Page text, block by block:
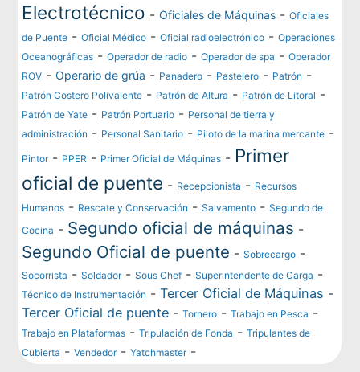
Electrotécnico -Oficiales de Máquinas -Oficiales
de Puente -Oficial Médico -Oficial radioelectrónico -Operaciones
Oceanográficas -Operador de radio -Operador de spa -Operador
ROV -Operario de grúa - Panadero - Pastelero - Patrón -
Patrón Costero Polivalente - Patrón de Altura - Patrón de Litoral -
Patrón de Yate - Patrón Portuario - Personal de tierra y
administración - Personal Sanitario - Piloto de la marina mercante -
Pintor- PPER - Primer Oficial de Máquinas - Primer
oficial de puente - Recepcionista - Recursos
Humanos - Rescate y Conservación -Salvamento -Segundo de
Cocina - Segundo oficial de máquinas -
Segundo Oficial de puente -Sobrecargo -
Socorrista -Soldador-Sous Chef -Superintendente de Carga -
Técnico de Instrumentación -Tercer Oficial de Máquinas -
Tercer Oficial de puente -Tornero -Trabajo en Pesca -
Trabajo en Plataformas -Tripulación de Fonda -Tripulantes de
Cubierta -Vendedor-Yatchmaster-